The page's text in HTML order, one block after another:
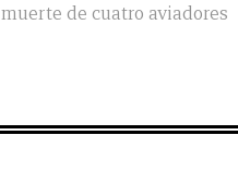
muerte de cuatro aviadores